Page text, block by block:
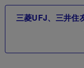
三菱UFJ、三井住